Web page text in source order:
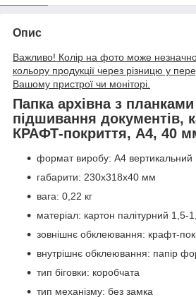
Опис
Важливо! Колір на фото може незначно
кольору продукції через різницю у
Вашому пристрої чи моніторі.
Папка архівна з
підшивання документів,
КРАФТ-покриття, А4, 40
формат виробу: А4 вертикальний
габарити: 230х318х40 мм
вага: 0,22 кг
матеріал: картон палітурний 1,5-
зовнішнє обклеювання: крафт-
внутрішнє обклеювання: папір
тип біговки: коробчата
тип механізму: без замка